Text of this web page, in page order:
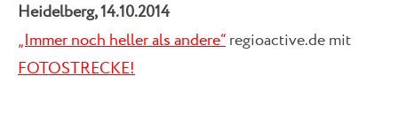
Heidelberg, 14.10.2014
„Immer noch heller als andere“regioactive.de mit
FOTOSTRECKE!